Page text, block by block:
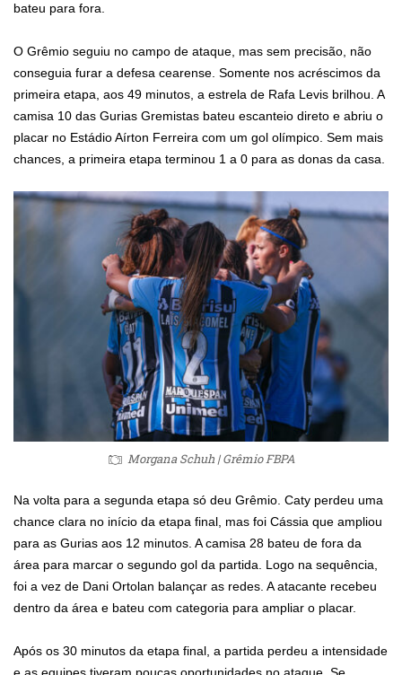
bateu para fora.
O Grêmio seguiu no campo de ataque, mas sem precisão, não
conseguia furar a defesa cearense. Somente nos acréscimos da
primeira etapa, aos 49 minutos, a estrela de Rafa Levis brilhou. A
camisa 10 das Gurias Gremistas bateu escanteio direto e abriu o
placar no Estádio Aírton Ferreira com um gol olímpico. Sem mais
chances, a primeira etapa terminou 1 a 0 para as donas da casa.
Morgana Schuh | Grêmio FBPA
Na volta para a segunda etapa só deu Grêmio. Caty perdeu uma
chance clara no início da etapa final, mas foi Cássia que ampliou
para as Gurias aos 12 minutos. A camisa 28 bateu de fora da
área para marcar o segundo gol da partida. Logo na sequência,
foi a vez de Dani Ortolan balançar as redes. A atacante recebeu
dentro da área e bateu com categoria para ampliar o placar.
Após os 30 minutos da etapa final, a partida perdeu a intensidade